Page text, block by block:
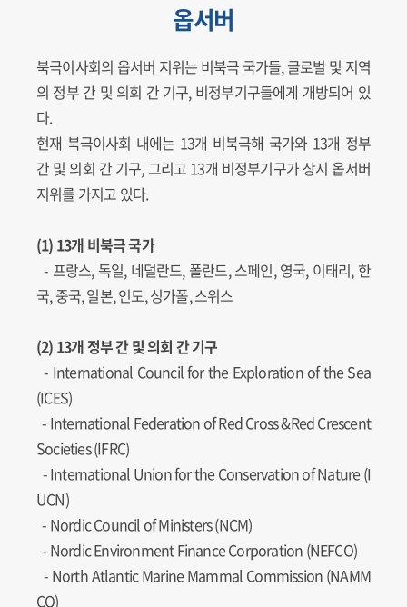
옵서버
북극이사회의 옵서버 지위는 비북극 국가들, 글로벌 및 지역
의 정부 간 및 의회 간 기구, 비정부기구들에게 개방되어 있
다.
현재 북극이사회 내에는 13개 비북극해 국가와 13개 정부
간 및 의회 간 기구, 그리고 13개 비정부기구가 상시 옵서버
지위를 가지고 있다.
(1) 13개 비북극 국가
- 프랑스, 독일, 네덜란드, 폴란드, 스페인, 영국, 이태리, 한
국, 중국, 일본, 인도, 싱가폴, 스위스
(2) 13개 정부 간 및 의회 간 기구
- International Council for the Exploration of the Sea
(ICES)
- International Federation of Red Cross &Red Crescent
Societies (IFRC)
-International Union for the Conservation of Nature (I
UCN)
- Nordic Council of Ministers (NCM)
- Nordic Environment Finance Corporation (NEFCO)
- North Atlantic Marine Mammal Commission (NAMM
CO)